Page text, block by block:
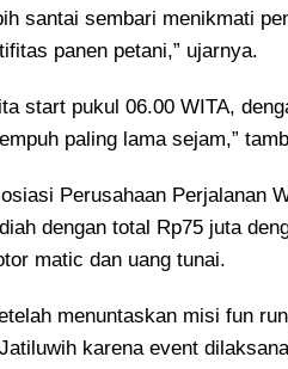
santai sembari menikmati
panen petani,” ujarnya.
start pukul 06.00 WITA,
paling lama sejam,”
Perusahaan Perjalanan
dengan total Rp75 juta
matic dan uang tunai.
menuntaskan misi fun
karena event